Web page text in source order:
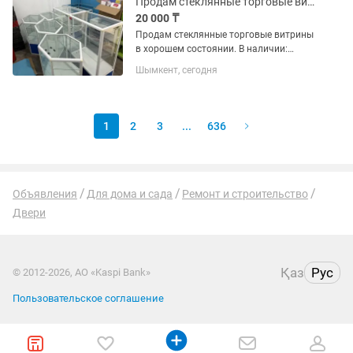
20 000 ₸
Продам стеклянные торговые витрины
в хорошем состоянии. В наличии:
прямые витрины; шестигранные
Шымкент, сегодня
1 2 3 ... 636
Объявления Для дома и сада
Ремонт и строительство
Двери
© 2012-2026, АО «Kaspi Bank» Қаз Рус
Пользовательское соглашение